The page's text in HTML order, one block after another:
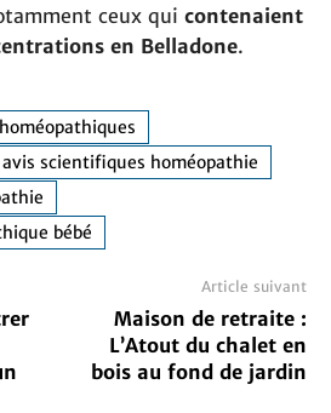
ceux qui contenaient
en Belladone.
avis scientifiques homéopathie
bébé
Article suivant
Maison de retraite :
L’Atout du chalet en
bois au fond de jardin